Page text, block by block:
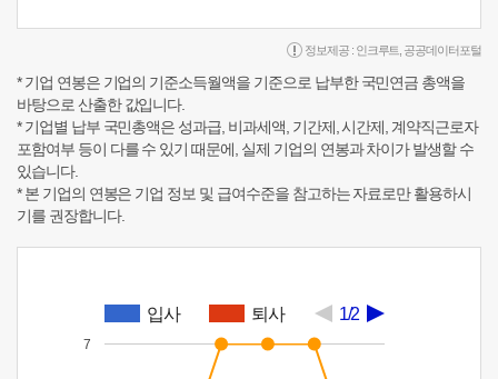
정보제공 : 인크루트 공공데이터포털
* 기업 연봉은 기업의 기준소득월액을 기준으로 납부한 국민연금 총액을
바탕으로 산출한 값입니다.
* 기업별 납부 국민총액은 성과급, 비과세액, 기간제, 시간제, 계약직근로자
포함여부 등이 다를 수 있기 때문에, 실제 기업의 연봉과 차이가 발생할 수
있습니다.
* 본 기업의 연봉은 기업 정보 및 급여수준을 참고하는 자료로만 활용하시
기를 권장합니다.
입사 퇴사 1/2
7